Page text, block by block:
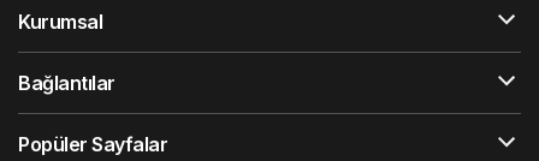
Kurumsal
Bağlantılar
Popüler Sayfalar